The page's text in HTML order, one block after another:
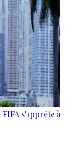
s'apprête à